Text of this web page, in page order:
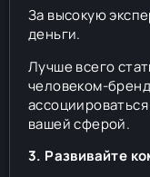
За высокую
деньги.
Лучше всего
человеком-
вашей сферой.
3. Развивайте